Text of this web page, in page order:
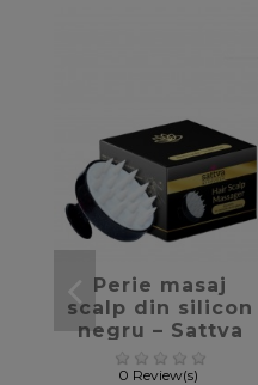
Perie masaj
scalp din silicon
negru – Sattva
Ayurveda
0 Review(s)